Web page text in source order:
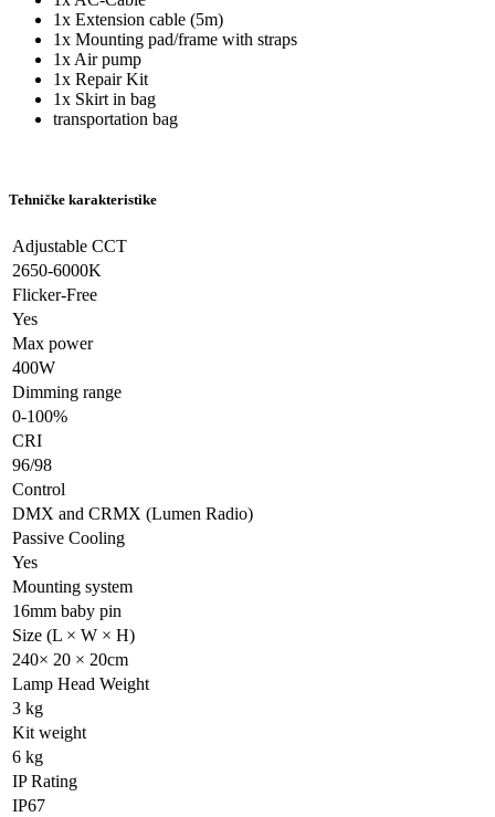
1x Extension cable (5m)
1x Mounting pad/frame with straps
1x Air pump
1x Repair Kit
1x Skirt in bag
transportation bag
Tehničke karakteristike
Adjustable CCT
2650-6000K
Flicker-Free
Yes
Max power
400W
Dimming range
0-100%
CRI
96/98
Control
DMX and CRMX (Lumen Radio)
Passive Cooling
Yes
Mounting system
16mm baby pin
Size (L × W × H)
240× 20 × 20cm
Lamp Head Weight
3 kg
Kit weight
6 kg
IP Rating
IP67